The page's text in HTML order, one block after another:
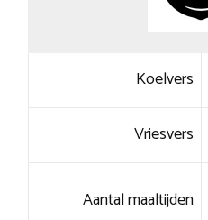
Koelvers
Vriesvers
Aantal maaltijden